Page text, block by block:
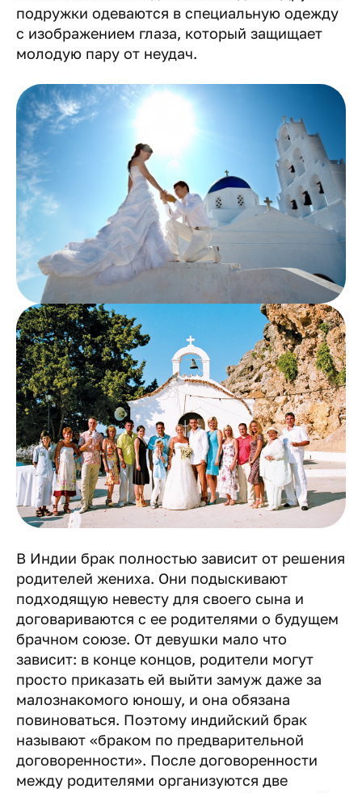
подружки одеваются в специальную одежду
с изображением глаза, который защищает
молодую пару от неудач.
В Индии брак полностью зависит от решения
родителей жениха. Они подыскивают
подходящую невесту для своего сына и
договариваются с ее родителями о будущем
брачном союзе. От девушки мало что
зависит: в конце концов, родители могут
просто приказать ей выйти замуж даже за
малознакомого юношу, и она обязана
повиноваться. Поэтому индийский брак
называют «браком по предварительной
договоренности». После договоренности
между родителями организуются две